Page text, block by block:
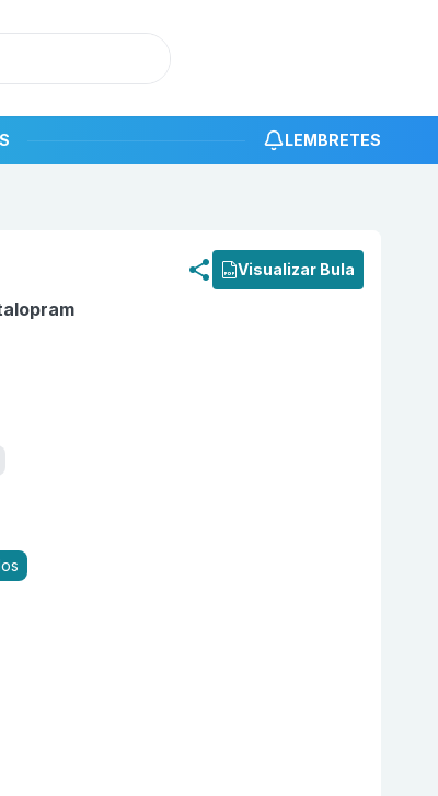
LEMBRETES
Visualizar Bula